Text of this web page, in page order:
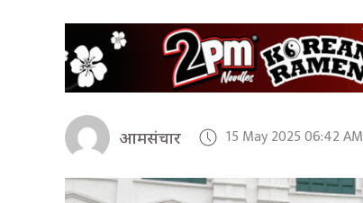
आमसंचार 15 May 2025 06:42 AM